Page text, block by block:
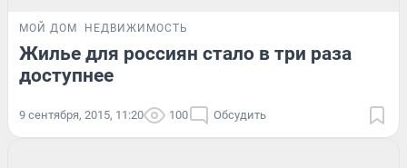
МОЙ ДОМ НЕДВИЖИМОСТЬ
Жилье для россиян стало в три раза
доступнее
9 сентября, 2015, 11:20 100 Обсудить